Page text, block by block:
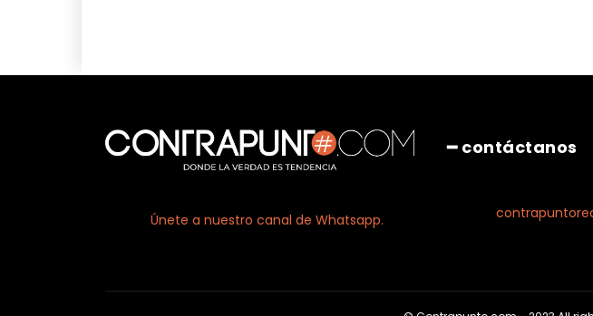
Únete a nuestro canal de Whatsapp.
━ contáctanos